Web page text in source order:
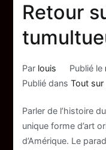
Retour
Par louis Publié le
Publié dansTout sur
Parler de l’histoire
unique forme d’art
d’Amérique. Le